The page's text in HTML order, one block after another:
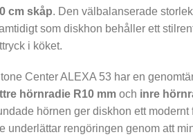
cm skåp. Den välbalanserade
som diskhon behåller ett
i köket.
Center ALEXA 53 har en
hörnradie R10 mm och inre
hörnen ger diskhon ett
underlättar rengöringen genom att